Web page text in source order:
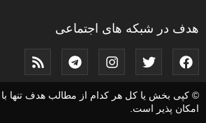
هدف در شبکه های اجتماعی
© کپی بخش یا کل هر کدام از مطالب هدف تنها
امکان پذیر است.